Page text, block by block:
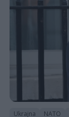
Ukrajna NATO